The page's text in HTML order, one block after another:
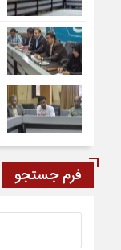
فرم جستجو